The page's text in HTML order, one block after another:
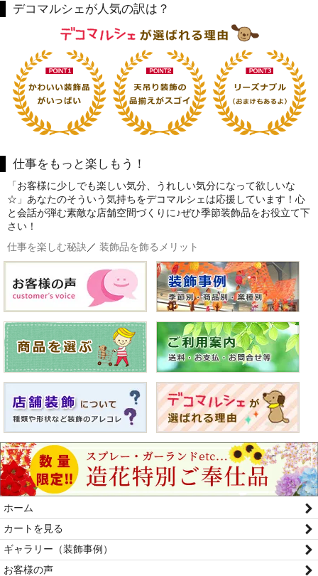
デコマルシェが人気の訳は？
仕事をもっと楽しもう！
「お客様に少しでも楽しい気分、うれしい気分になって欲しいな
☆」あなたのそういう気持ちをデコマルシェは応援しています！心
と会話が弾む素敵な店舗空間づくりに♪ぜひ季節装飾品をお役立て下
さい！
仕事を楽しむ秘訣／ 装飾品を飾るメリット
ホーム
カートを見る
ギャラリー（装飾事例）
お客様の声